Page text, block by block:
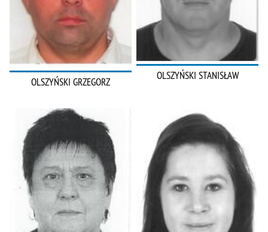
OLSZYŃSKI GRZEGORZ OLSZYŃSKI STANISŁAW